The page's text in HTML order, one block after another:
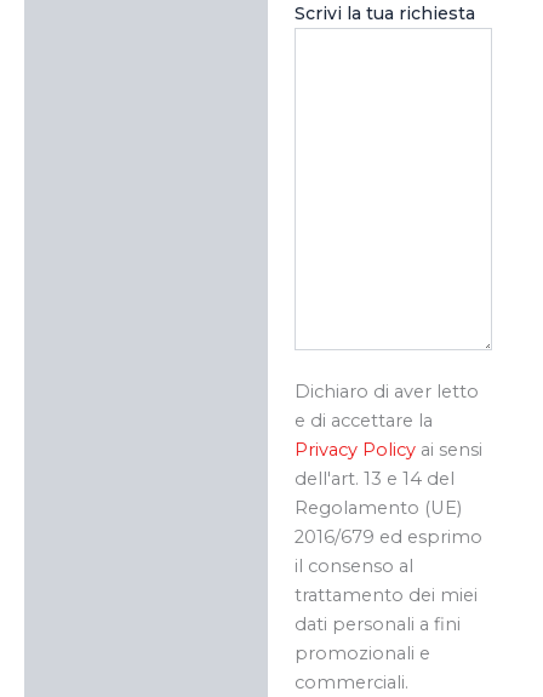
Scrivi la tua richiesta
Dichiaro di aver letto
e di accettare la
Privacy Policyai sensi
dell'art. 13 e 14 del
Regolamento (UE)
2016/679 ed esprimo
il consenso al
trattamento dei miei
dati personali a fini
promozionali e
commerciali.